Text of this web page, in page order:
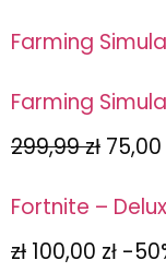
Farming
Farming
299,99 zł 75,00
Fortnite –
zł 100,00 zł -